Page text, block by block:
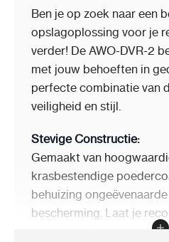
Uitvoeringsmateriaal Staal
Kleur: Wit
Beveiliging tegen
sabotage:
Buitenafmetingen
van de behuizing
430
Geschikt voor
met
zijn
Ben je op zoek naar een
opslagoplossing voor je
verder! De AWO-DVR-2
met jouw behoeften in
perfecte combinatie van
veiligheid en stijl.
Stevige Constructie:
Gemaakt van
krasbestendige
behuizing
bescherming. Laat je
omgeving die net zo